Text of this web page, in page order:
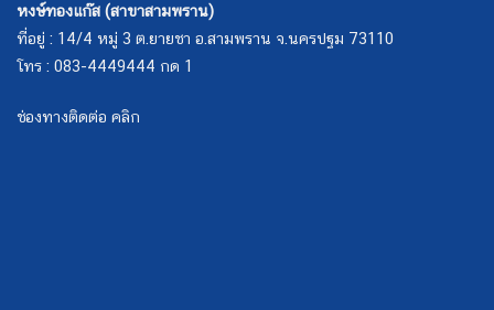
หงษ์ทองแก๊ส (สาขาสามพราน)
ที่อยู่ : 14/4 หมู่ 3 ต.ยายชา อ.สามพราน จ.นครปฐม 73110
โทร : 083-4449444 กด 1
ช่องทางติดต่อ คลิก